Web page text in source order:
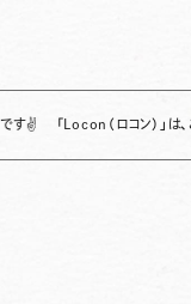
ロコン）」は、これまでに全国